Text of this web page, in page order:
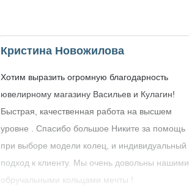
Кристина Новожилова
Хотим выразить огромную благодарность
ювелирному магазину Васильев и Кулагин!
Быстрая, качественная работа на высшем
уровне . Спасибо большое Никите за помощь
при выборе модели колец, и индивидуальный
подход к клиенту. Мы очень довольны нашими
обручальными кольцами мечты !